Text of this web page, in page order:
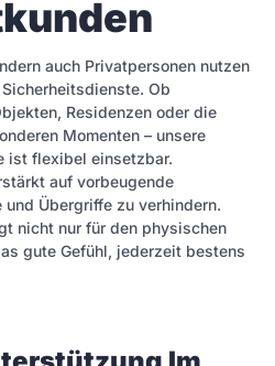
auch Privatpersonen nutzen
Ob
Residenzen oder die
Momenten – unsere
ist flexibel einsetzbar.
auf vorbeugende
und Übergriffe zu verhindern.
nicht nur für den physischen
gute Gefühl, jederzeit bestens